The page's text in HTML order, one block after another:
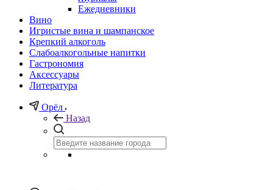
Ежедневники
Вино
Игристые вина и шампанское
Крепкий алкоголь
Слабоалкогольные напитки
Гастрономия
Аксессуары
Литература
Орёл
Назад